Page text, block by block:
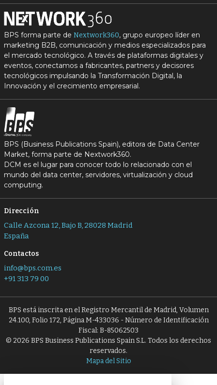
BPS forma parte de Nextwork360, grupo europeo líder en
marketing B2B, comunicación y medios especializados para
el mercado tecnológico. A través de plataformas digitales y
eventos, conectamos a fabricantes, partners y decisores
tecnológicos impulsando la Transformación Digital, la
Innovación y el crecimiento empresarial.
BPS (Business Publications Spain), editora de Data Center
Market, forma parte de Nextwork360.
DCM es el lugar para conocer todo lo relacionado con el
mundo del data center, servidores, virtualización y cloud
computing.
Dirección
Calle Azcona 12, Bajo B, 28028 Madrid
España
Contactos
info@bps.com.es
+91 313 79 00
BPS está inscrita en el Registro Mercantil de Madrid, Volumen
24.100, Folio 172, Página M-433036 - Número de Identificación
Fiscal: B-85062503
© 2026 BPS Business Publications Spain S.L. Todos los derechos
reservados.
Mapa del Sitio